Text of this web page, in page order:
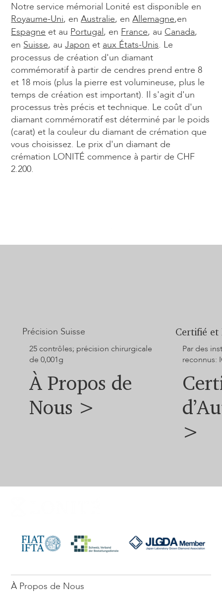
Notre service mémorial Lonité est disponible en
Royaume-Uni, enAustralie, enAllemagne,en
Espagneet auPortugal, enFrance, auCanada,
en Suisse, auJapon et aux États-Unis. Le
processus de création d'un diamant
commémoratif à partir de cendres prend entre 8
et 18 mois (plus la pierre est volumineuse, plus le
temps de création est important). Il s'agit d'un
processus très précis et technique. Le coût d'un
diamant commémoratif est déterminé par le poids
(carat) et la couleur du diamant de crémation que
vous choisissez. Le prix d'un diamant de
crémation LONITÉ commence à partir de CHF
2.200.
À Propos de Nous
<
Précision Suisse
25 contrôles; précision chirurgicale
de 0,001g
À Propos de
Nous >
Certifié et
Par des
reconnus:
>